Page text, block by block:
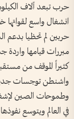
حرب تبعد آلاف
انشغال واسع لقواتها
حربين لم تحظيا بدعم
مبررات قيامها واردة
كثيراً الموقف من
واشنطن توجسات
وطموحات الصين
في العالم ويتوسع